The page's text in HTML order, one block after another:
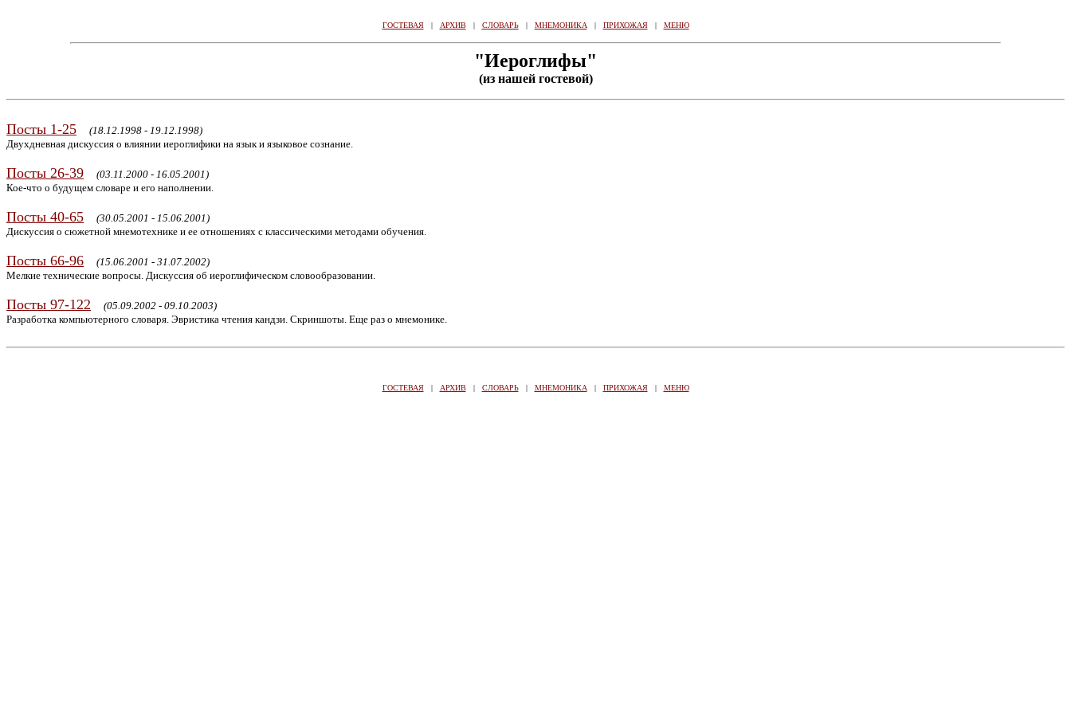
ГОСТЕВАЯ| АРХИВ| СЛОВАРЬ| МНЕМОНИКА | ПРИХОЖАЯ| МЕНЮ
"Иероглифы"
(из нашей гостевой)
Посты 1-25
(18.12.1998 - 19.12.1998)
Двухдневная дискуссия о влиянии иероглифики на язык и языковое сознание.
Посты 26-39
(03.11.2000 - 16.05.2001)
Кое-что о будущем словаре и его наполнении.
Посты 40-65
(30.05.2001 - 15.06.2001)
Дискуссия о сюжетной мнемотехнике и ее отношениях с классическими методами обучения.
Посты 66-96
(15.06.2001 - 31.07.2002)
Мелкие технические вопросы. Дискуссия об иероглифическом словообразовании.
Посты 97-122
(05.09.2002 - 09.10.2003)
Разработка компьютерного словаря. Эвристика чтения кандзи. Скриншоты. Еще раз о мнемонике.
ГОСТЕВАЯ| АРХИВ| СЛОВАРЬ| МНЕМОНИКА | ПРИХОЖАЯ| МЕНЮ